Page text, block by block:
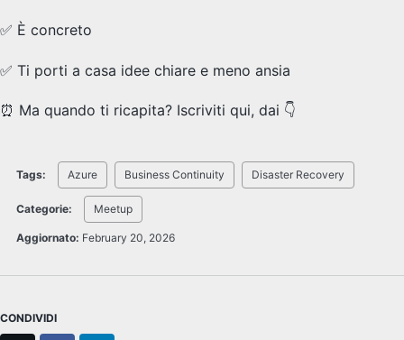
✅ È concreto
✅ Ti porti a casa idee chiare e meno ansia
⏰ Ma quando ti ricapita? Iscriviti qui, dai 👇
Tags: Azure Business Continuity Disaster Recovery
Categorie: Meetup
Aggiornato: February 20, 2026
CONDIVIDI